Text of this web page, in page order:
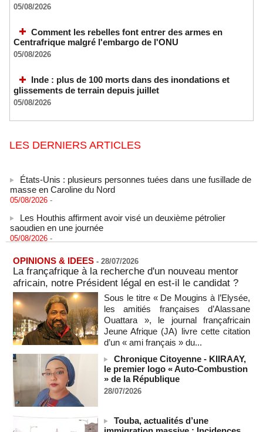
05/08/2026
Comment les rebelles font entrer des armes en
Centrafrique malgré l'embargo de l'ONU
05/08/2026
Inde : plus de 100 morts dans des inondations et
glissements de terrain depuis juillet
05/08/2026
LES DERNIERS ARTICLES
masse en Caroline du Nord
05/08/2026 -
saoudien en une journée
05/08/2026 -
saoudien en une journée
05/08/2026 -
Après la France et Ouattara, comment la CEDEAO sabote la
création d'une monnaie ouest-africaine unique
05/08/2026 -MOMO ALADJI
La Banque mondiale accorde un prêt de 340 milliards de
francs CFA au Sénégal pour divers projets
05/08/2026 -
Election du SG de l’ONU : L'Afrique apparait comme la
région qui affaiblit le principe de rotation régionale (Carlos
Lopez)
05/08/2026 -
L’UE débloque 1,4 milliard d’euros de profits d’avoirs russes
gelés pour financer l’Ukraine
05/08/2026
OPINIONS & IDEES - 28/07/2026
La françafrique à la recherche d'un nouveau mentor
africain, notre Président légal en est-il le candidat ?
Sous le titre « De Mougins à l’Elysée,
les amitiés françaises d’Alassane
Ouattara », le journal françafricain
Jeune Afrique (JA) livre cette citation
d’un « ami français » du...
Chronique Citoyenne - KIIRAAY,
le premier logo « Auto-Combustion
» de la République
28/07/2026
Touba, actualités d’une